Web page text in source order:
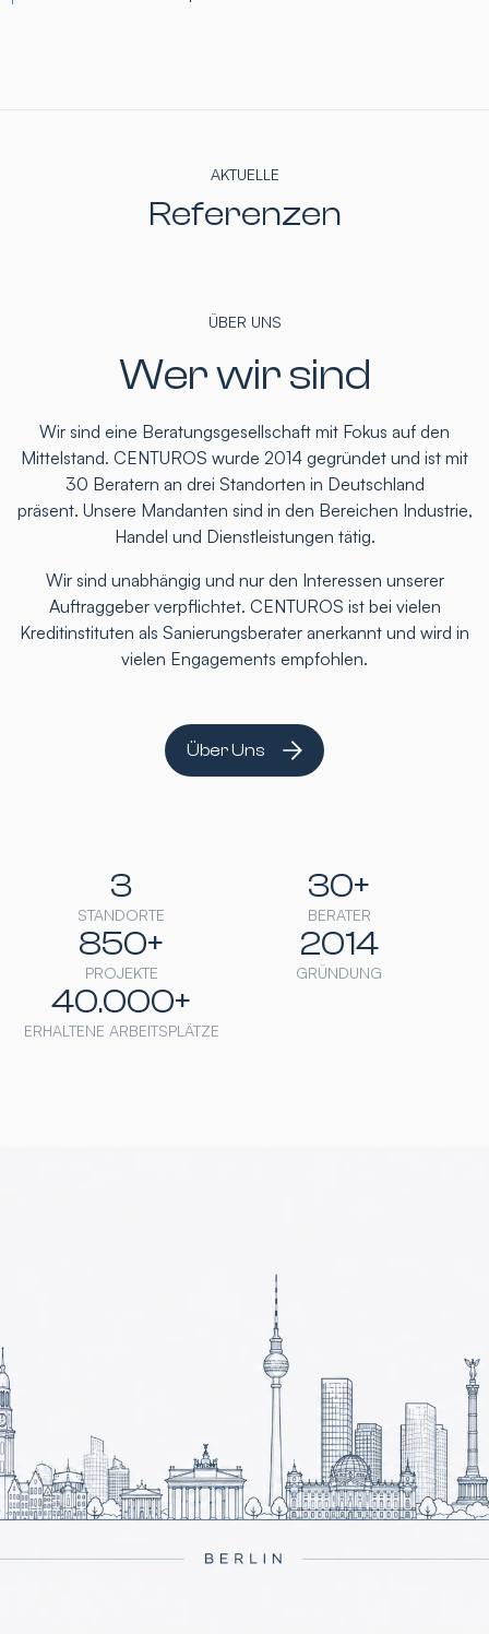
AKTUELLE
Referenzen
ÜBER UNS
Wer wir sind
Wir sind eine Beratungsgesellschaft mit Fokus auf den
Mittelstand. CENTUROS wurde 2014 gegründet und ist mit
30 Beratern an drei Standorten in Deutschland
präsent. Unsere Mandanten sind in den Bereichen Industrie,
Handel und Dienstleistungen tätig.
Wir sind unabhängig und nur den Interessen unserer
Auftraggeber verpflichtet. CENTUROS ist bei vielen
Kreditinstituten als Sanierungsberater anerkannt und wird in
vielen Engagements empfohlen.
Über Uns
STANDORTE
3
BERATER
30+
PROJEKTE
850+
GRÜNDUNG
2014
ERHALTENE ARBEITSPLÄTZE
40.000+